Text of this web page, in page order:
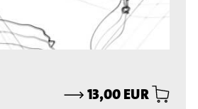
⟶13,00 EUR